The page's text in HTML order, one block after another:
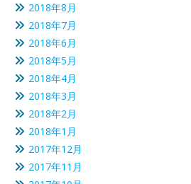
2018年8月
2018年7月
2018年6月
2018年5月
2018年4月
2018年3月
2018年2月
2018年1月
2017年12月
2017年11月